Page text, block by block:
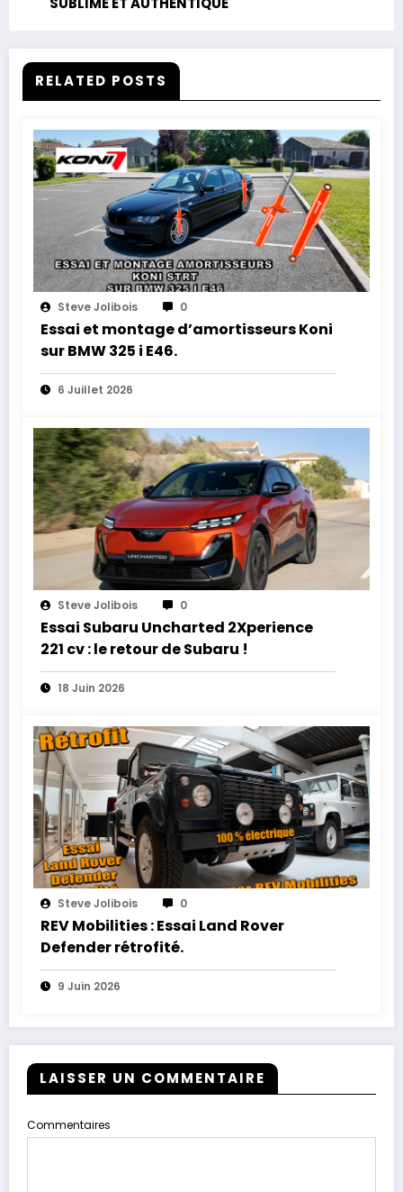
RELATED POSTS
Steve Jolibois 0
Essai et montage d’amortisseurs Koni
sur BMW 325 i E46.
6 Juillet 2026
Steve Jolibois 0
Essai Subaru Uncharted 2Xperience
221 cv : le retour de Subaru !
18 Juin 2026
Steve Jolibois 0
REV Mobilities : Essai Land Rover
Defender rétrofité.
9 Juin 2026
LAISSER UN COMMENTAIRE
Commentaires